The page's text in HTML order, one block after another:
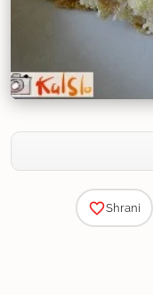
Shrani